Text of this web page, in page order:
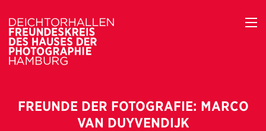
FREUNDE DER FOTOGRAFIE: MARCO
VAN DUYVENDIJK